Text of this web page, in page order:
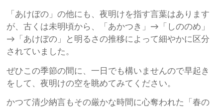
「あけぼの」の他にも、夜明けを指す言葉はあります
が、古くは未明頃から、「あかつき」→「しののめ」
→「あけぼの」と明るさの推移によって細やかに区分
されていました。
ぜひこの季節の間に、一日でも構いませんので早起き
をして、夜明けの空を眺めてみてください。
かつて清少納言もその厳かな時間に心奪われた「春の